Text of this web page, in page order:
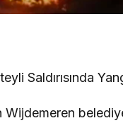
Saldırısında
Wijdemeren